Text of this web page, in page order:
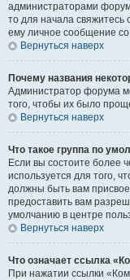
администраторами
то для начала
ему личное сообщение
Вернуться наверх
Почему названия
Администратор форума
того, чтобы их было
Вернуться наверх
Что такое группа по
Если вы состоите более
используется для того,
должны быть вам
предоставить вам
умолчанию в центре
Вернуться наверх
Что означает ссылка
При нажатии ссылки